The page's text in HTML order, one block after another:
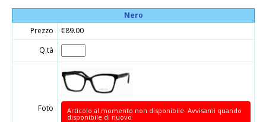
Nero
Prezzo
€89.00
Q.tà
Foto Articolo al momento non disponibile. Avvisami quando
disponibile di nuovo